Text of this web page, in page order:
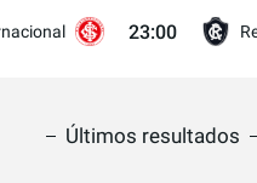
23:00
Últimos resultados